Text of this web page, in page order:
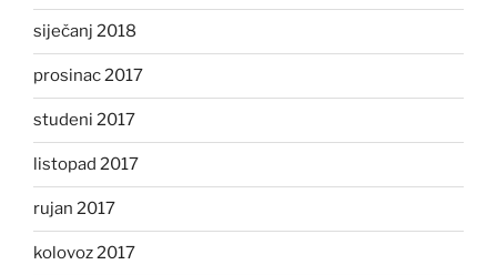
siječanj 2018
prosinac 2017
studeni 2017
listopad 2017
rujan 2017
kolovoz 2017